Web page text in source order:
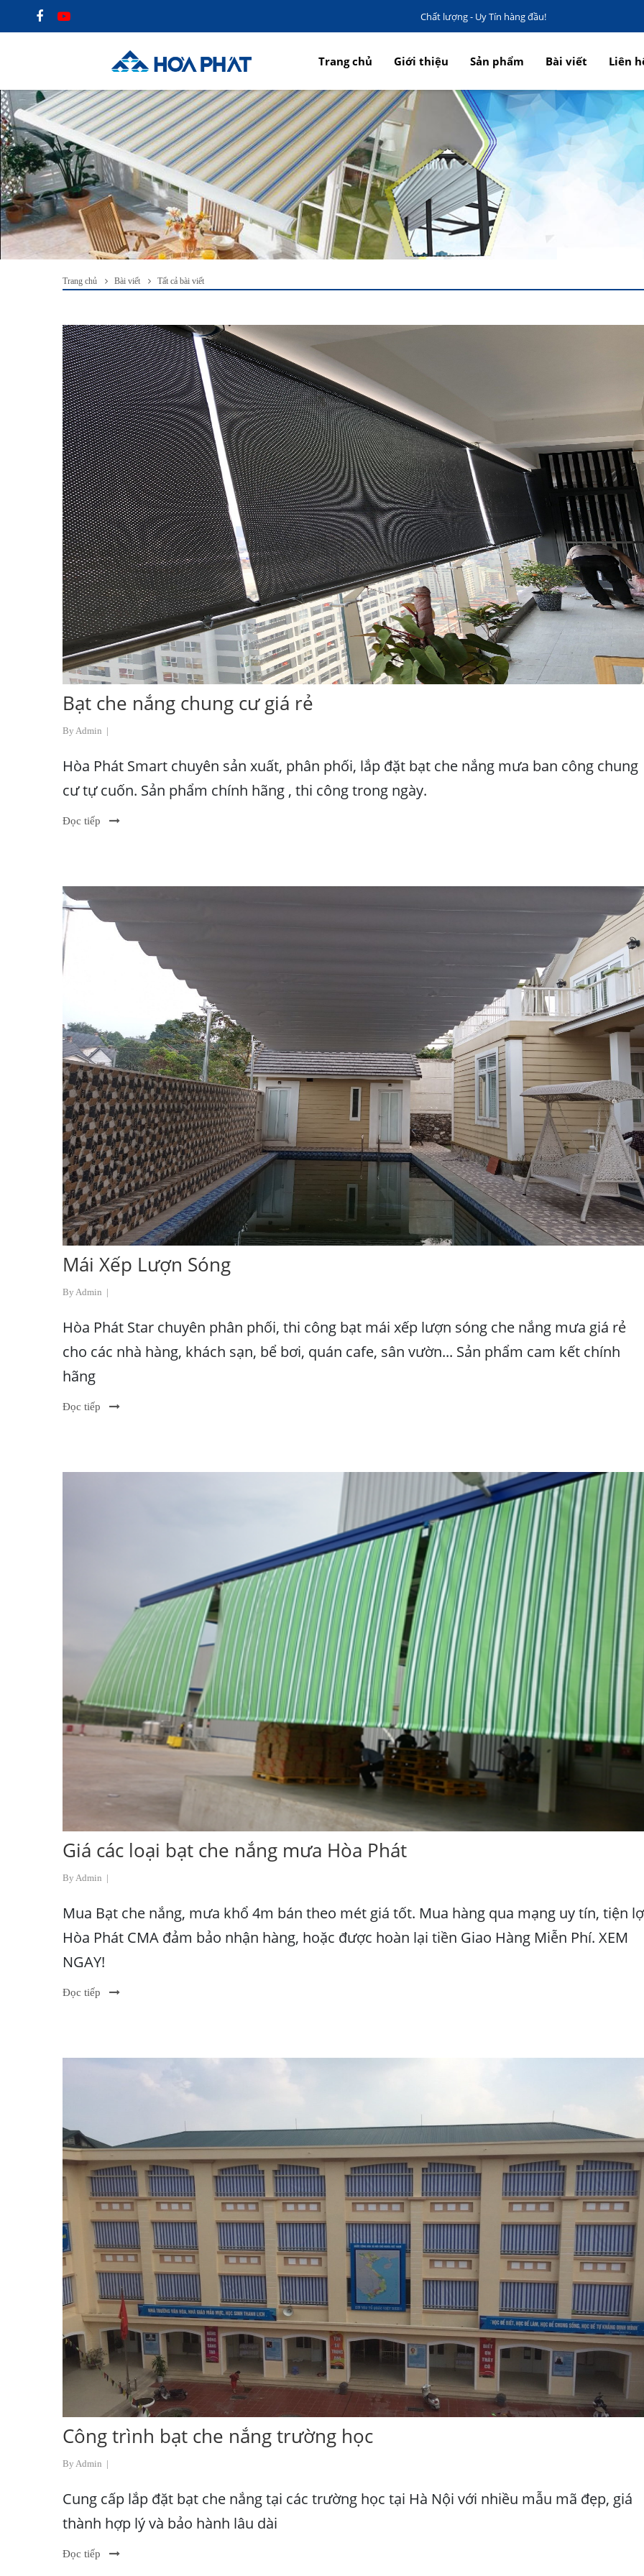
Chất lượng - Uy Tín hàng đầu!
Trang chủ Giới thiệu Sản phẩm Bài viết Liên
Trang chủ Bài viết Tất cả bài viết
Bạt che nắng chung cư giá rẻ
By Admin |
Hòa Phát Smart chuyên sản xuất, phân phối, lắp đặt bạt che nắng mưa ban công chung
cư tự cuốn. Sản phẩm chính hãng , thi công trong ngày.
Đọc tiếp
Mái Xếp Lượn Sóng
By Admin |
Hòa Phát Star chuyên phân phối, thi công bạt mái xếp lượn sóng che nắng mưa giá rẻ
cho các nhà hàng, khách sạn, bể bơi, quán cafe, sân vườn... Sản phẩm cam kết chính
hãng
Đọc tiếp
Giá các loại bạt che nắng mưa Hòa Phát
By Admin |
Mua Bạt che nắng, mưa khổ 4m bán theo mét giá tốt. Mua hàng qua mạng uy tín, tiện
Hòa Phát CMA đảm bảo nhận hàng, hoặc được hoàn lại tiền Giao Hàng Miễn Phí. XEM
NGAY!
Đọc tiếp
Công trình bạt che nắng trường học
By Admin |
Cung cấp lắp đặt bạt che nắng tại các trường học tại Hà Nội với nhiều mẫu mã đẹp, giá
thành hợp lý và bảo hành lâu dài
Đọc tiếp